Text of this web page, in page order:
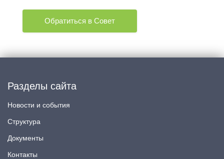
Обратиться в Совет
Разделы сайта
Новости и события
Структура
Документы
Контакты